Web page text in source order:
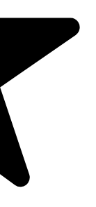
prinderea